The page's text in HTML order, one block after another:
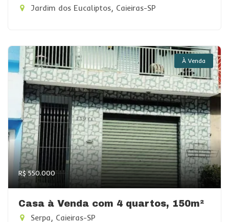
Jardim dos Eucaliptos, Caieiras-SP
À Venda
R$ 550.000
Casa à Venda com 4 quartos, 150m²
Serpa, Caieiras-SP